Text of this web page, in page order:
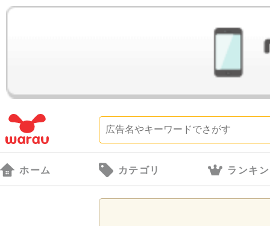
ホーム カテゴリ ランキ